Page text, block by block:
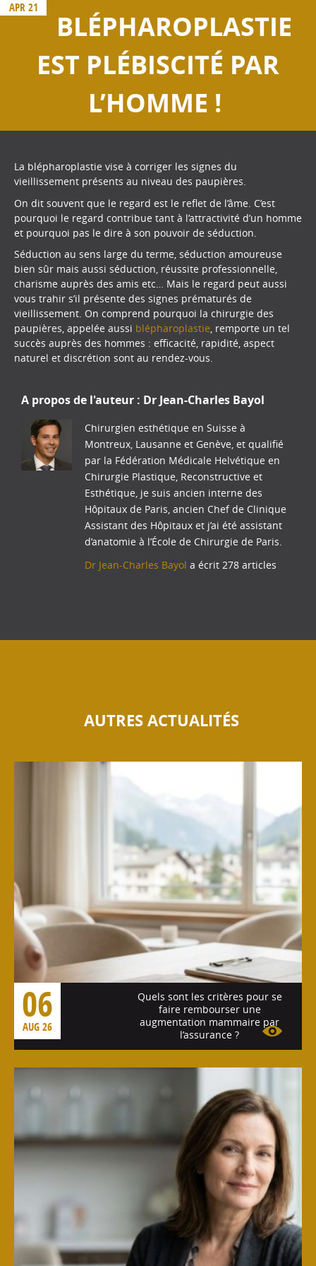
APR 21
BLÉPHAROPLASTIE
EST PLÉBISCITÉ PAR
L’HOMME !
La blépharoplastie vise à corriger les signes du
vieillissement présents au niveau des paupières.
On dit souvent que le regard est le reflet de l’âme. C’est
pourquoi le regard contribue tant à l’attractivité d’un homme
et pourquoi pas le dire à son pouvoir de séduction.
Séduction au sens large du terme, séduction amoureuse
bien sûr mais aussi séduction, réussite professionnelle,
charisme auprès des amis etc… Mais le regard peut aussi
vous trahir s’il présente des signes prématurés de
vieillissement. On comprend pourquoi la chirurgie des
paupières, appelée aussi blépharoplastie, remporte un tel
succès auprès des hommes : efficacité, rapidité, aspect
naturel et discrétion sont au rendez-vous.
A propos de l'auteur : Dr Jean-Charles Bayol
Chirurgien esthétique en Suisse à
Montreux, Lausanne et Genève, et qualifié
par la Fédération Médicale Helvétique en
Chirurgie Plastique, Reconstructive et
Esthétique, je suis ancien interne des
Hôpitaux de Paris, ancien Chef de Clinique
Assistant des Hôpitaux et j’ai été assistant
d’anatomie à l’École de Chirurgie de Paris.
Dr Jean-Charles Bayol a écrit 278 articles
AUTRES ACTUALITÉS
06
AUG 26
Quels sont les critères pour se
faire rembourser une
augmentation mammaire par
l’assurance ?
Voir l'article